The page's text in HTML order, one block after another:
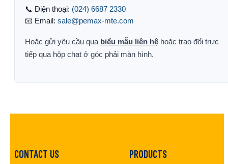
📞 Điện thoại: (024) 6687 2330
📧 Email: sale@pemax-mte.com
Hoặc gửi yêu cầu qua biểu mẫu liên hệ hoặc trao đổi trực
tiếp qua hộp chat ở góc phải màn hình.
CONTACT US PRODUCTS